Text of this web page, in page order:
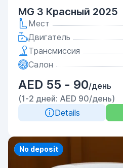
MG 3 Красный 2025
Мест
Двигатель
Трансмиссия
Салон
AED 55 - 90/день
(1-2 дней: AED 90/день)
Details
Priority
No deposit